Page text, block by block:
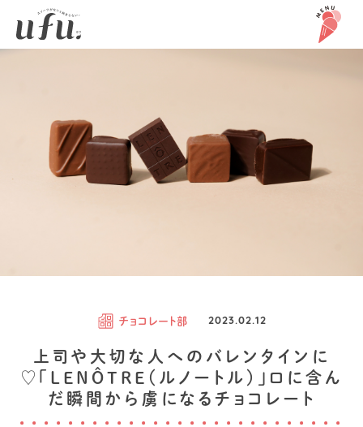
チョコレート部 2023.02.12
上司や大切な人へのバレンタインに
♡「LENÔTRE（ルノートル）」口に含ん
だ瞬間から虜になるチョコレート